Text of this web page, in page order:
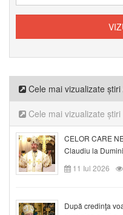
Cele mai vizualizate
Cele mai vizualizate știri
CELOR CARE
Claudiu la
11 Iul 2026
După credinţa